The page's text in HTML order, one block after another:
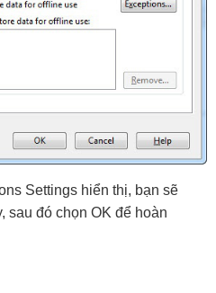
Settings hiển thị, bạn sẽ
sau đó chọn OK để hoàn